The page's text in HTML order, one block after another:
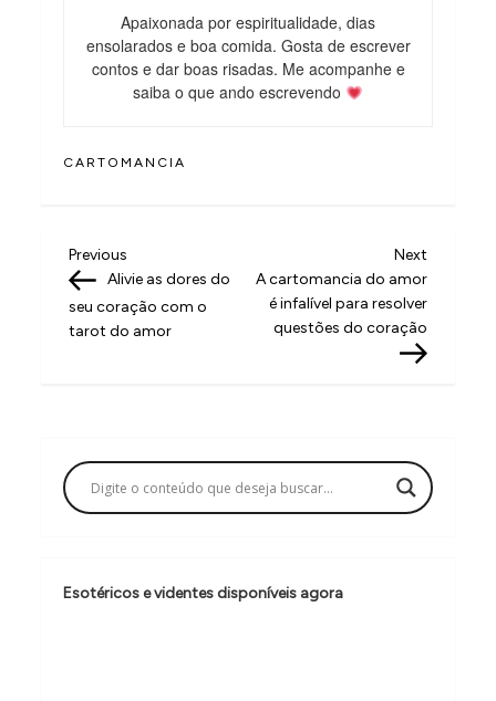
Apaixonada por espiritualidade, dias
ensolarados e boa comida. Gosta de escrever
contos e dar boas risadas. Me acompanhe e
saiba o que ando escrevendo
CARTOMANCIA
N
a
v
ç
ã
d
Previous
Post
Previous
Alivie as dores do
seu coração com o
tarot do amor
Next
Post
Next
A cartomancia do amor
é infalível para resolver
questões do coração
Esotéricos e videntes disponíveis agora